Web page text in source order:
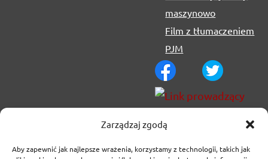
Zarządzaj zgodą
Aby zapewnić jak najlepsze wrażenia, korzystamy z technologii, takich jak
maszynowo
Film z tłumaczeniem
PJM